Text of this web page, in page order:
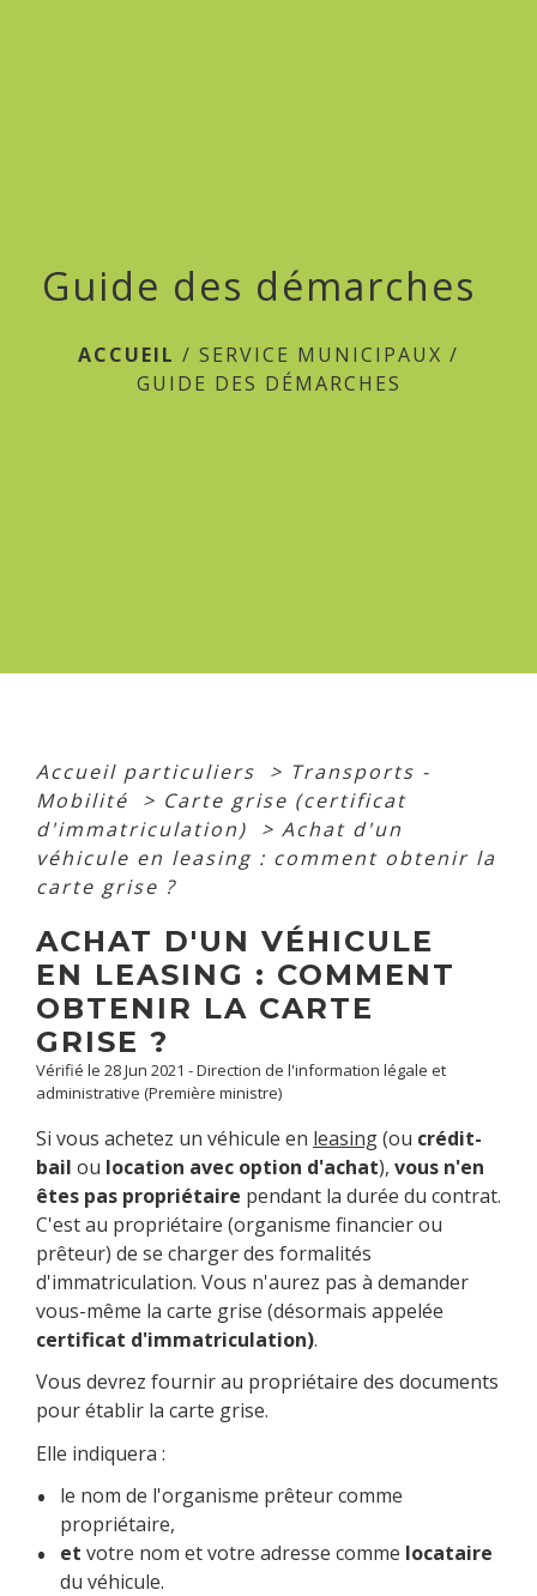
Guide des démarches
ACCUEIL / SERVICE MUNICIPAUX /
GUIDE DES DÉMARCHES
Accueil particuliers > Transports -
Mobilité
> Carte grise (certificat
d'immatriculation)
> Achat d'un
véhicule en leasing : comment obtenir la
carte grise ?
ACHAT D'UN VÉHICULE
EN LEASING : COMMENT
OBTENIR LA CARTE
GRISE ?
Vérifié le 28 Jun 2021 - Direction de l'information légale et
administrative (Première ministre)
Si vous achetez un véhicule en leasing(ou crédit-
bail ou location avec option d'achat), vous n'en
êtes pas propriétaire pendant la durée du contrat.
C'est au propriétaire (organisme financier ou
prêteur) de se charger des formalités
d'immatriculation. Vous n'aurez pas à demander
vous-même la carte grise (désormais appelée
certificat d'immatriculation).
Vous devrez fournir au propriétaire des documents
pour établir la carte grise.
Elle indiquera :
le nom de l'organisme prêteur comme
propriétaire,
et votre nom et votre adresse comme locataire
du véhicule.